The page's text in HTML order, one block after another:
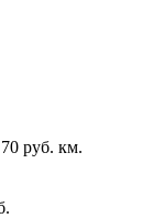
руб. км.